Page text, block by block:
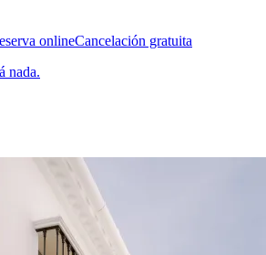
onlineCancelación gratuita
nada.